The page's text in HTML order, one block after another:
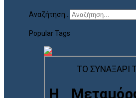
Αναζήτηση...
Popular Tags